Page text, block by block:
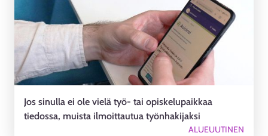
Jos sinulla ei ole vielä työ- tai opiskelupaikkaa
tiedossa, muista ilmoittautua työnhakijaksi
ALUEUUTINEN